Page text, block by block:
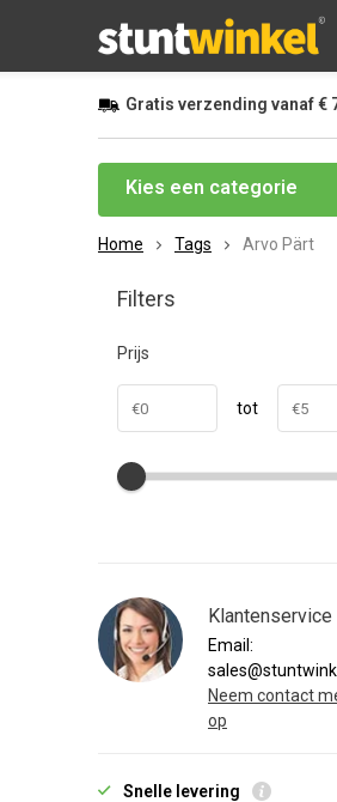
Gratis verzending vanaf€
Kies een categorie
Home Tags Arvo Pärt
Filters
Prijs
tot
Klantenservice
Email:
Neem contact
op
Snelle levering